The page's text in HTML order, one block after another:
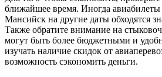
ближайшее время. Иногда
Мансийск на другие даты обходятся
Также обратите внимание на
могут быть более бюджетными и
изучать наличие скидок от
возможность сэкономить деньги.